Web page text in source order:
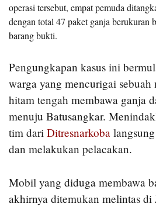
operasi tersebut, empat pemuda
dengan total 47 paket ganja berukuran
barang bukti.
Pengungkapan kasus ini
warga yang mencurigai
hitam tengah membawa ganja
menuju Batusangkar.
tim dari Ditresnarkoba
dan melakukan pelacakan.
Mobil yang diduga membawa
akhirnya ditemukan melintas di